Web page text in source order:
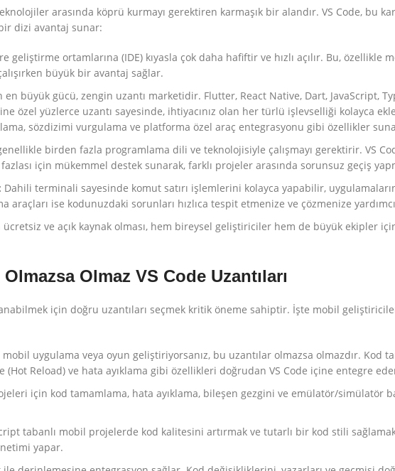
arasında köprü kurmayı gerektiren karmaşık bir alandır. VS Code, bu
dizi avantaj sunar:
geliştirme ortamlarına (IDE) kıyasla çok daha hafiftir ve hızlı açılır. Bu, özellikle
büyük bir avantaj sağlar.
en büyük gücü, zengin uzantı marketidir. Flutter, React Native, Dart, JavaScript,
özel yüzlerce uzantı sayesinde, ihtiyacınız olan her türlü işlevselliği kolayca
sözdizimi vurgulama ve platforma özel araç entegrasyonu gibi özellikler
birden fazla programlama dili ve teknolojisiyle çalışmayı gerektirir. VS
için mükemmel destek sunarak, farklı projeler arasında sorunsuz geçiş
Dahili terminali sayesinde komut satırı işlemlerini kolayca yapabilir,
araçları ise kodunuzdaki sorunları hızlıca tespit etmenize ve çözmenize
ücretsiz ve açık kaynak olması, hem bireysel geliştiriciler hem de büyük ekipler
Olmaz VS Code Uzantıları
için doğru uzantıları seçmek kritik öneme sahiptir. İşte mobil
uygulama veya oyun geliştiriyorsanız, bu uzantılar olmazsa olmazdır. Kod
(Hot Reload) ve hata ayıklama gibi özellikleri doğrudan VS Code içine entegre
için kod tamamlama, hata ayıklama, bileşen gezgini ve emülatör/simülatör
tabanlı mobil projelerde kod kalitesini artırmak ve tutarlı bir kod stili
yapar.